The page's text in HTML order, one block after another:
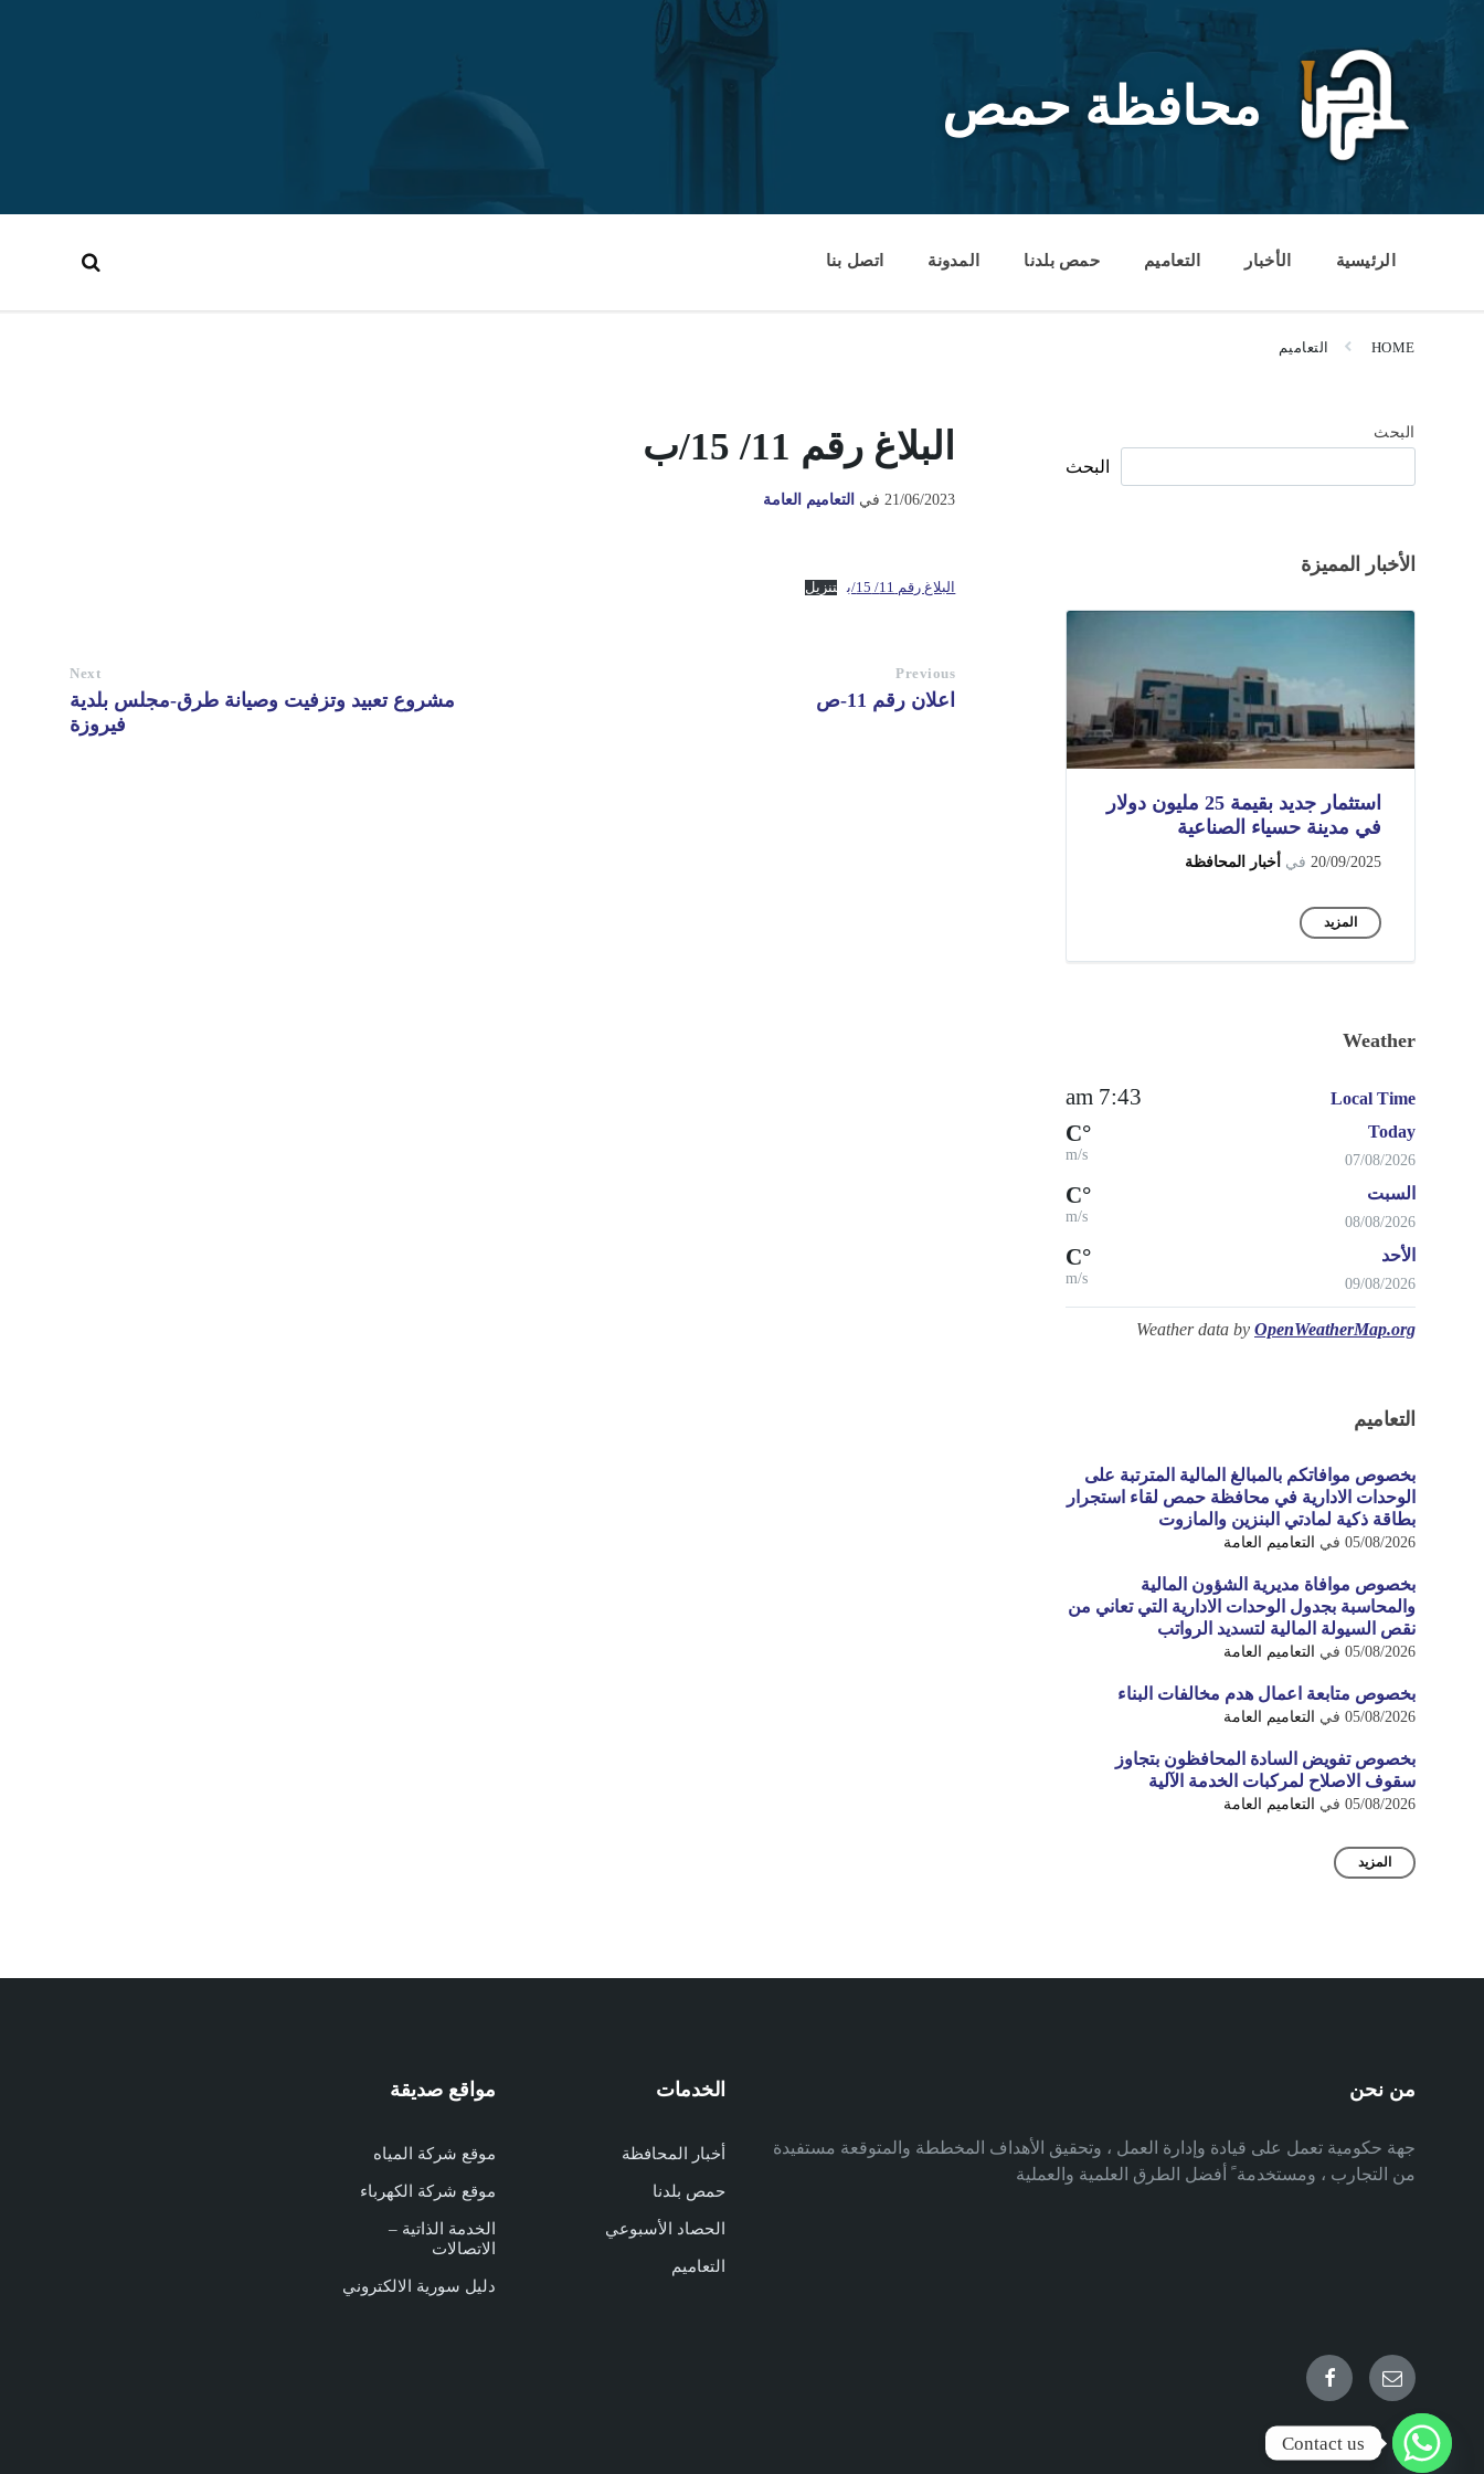
content
محافظة حمص
الرئيسية الأخبار التعاميم حمص بلدنا المدونة اتصل بنا
HOME التعاميم
البلاغ رقم 11/ 15/ب
21/06/2023 في التعاميم العامة
البلاغ رقم 11/ 15/ب تنزيل
Previous
اعلان رقم 11-ص
Next
مشروع تعبيد وتزفيت وصيانة طرق-مجلس بلدية
فيروزة
البحث
البحث
الأخبار المميزة
استثمار جديد بقيمة 25 مليون دولار
في مدينة حسياء الصناعية
20/09/2025 في أخبار المحافظة
المزيد
Weather
Local Time
7:43 am
Today
07/08/2026
°C
m/s
السبت
08/08/2026
°C
m/s
الأحد
09/08/2026
°C
m/s
Weather data by OpenWeatherMap.org
التعاميم
بخصوص موافاتكم بالمبالغ المالية المترتبة على
الوحدات الادارية في محافظة حمص لقاء استجرار
بطاقة ذكية لمادتي البنزين والمازوت
05/08/2026 في التعاميم العامة
بخصوص موافاة مديرية الشؤون المالية
والمحاسبة بجدول الوحدات الادارية التي تعاني من
نقص السيولة المالية لتسديد الرواتب
05/08/2026 في التعاميم العامة
بخصوص متابعة اعمال هدم مخالفات البناء
05/08/2026 في التعاميم العامة
بخصوص تفويض السادة المحافظون بتجاوز
سقوف الاصلاح لمركبات الخدمة الآلية
05/08/2026 في التعاميم العامة
المزيد
من نحن
جهة حكومية تعمل على قيادة وإدارة العمل ، وتحقيق الأهداف المخططة والمتوقعة مستفيدة
من التجارب ، ومستخدمة ً أفضل الطرق العلمية والعملية
الخدمات
أخبار المحافظة
حمص بلدنا
الحصاد الأسبوعي
التعاميم
مواقع صديقة
موقع شركة المياه
موقع شركة الكهرباء
الخدمة الذاتية –
الاتصالات
دليل سورية الالكتروني
Email
Facebook
Contact us